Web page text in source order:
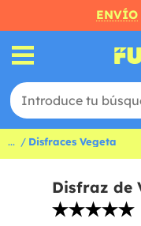
ENVÍO
... Disfraces Vegeta
Disfraz de